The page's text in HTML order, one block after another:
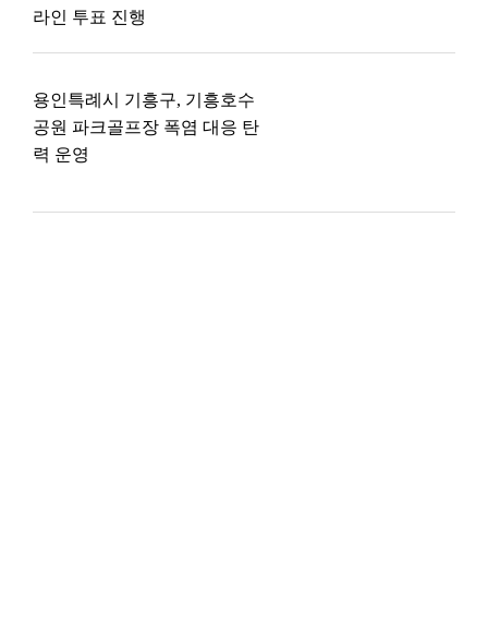
라인 투표 진행
용인특례시 기흥구, 기흥호수
공원 파크골프장 폭염 대응 탄
력 운영